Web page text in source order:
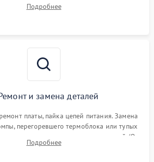
уплотнительных колец гидросистемы
Подробнее
и замена деталей
платы, пайка цепей питания. Замена
перегоревшего термоблока или тупых
новых силиконовых уплотнителей (O-
трубок для надежного устранения
Подробнее